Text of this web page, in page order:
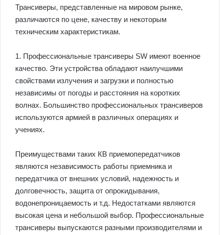
Трансиверы, представленные на мировом рынке,
различаются по цене, качеству и некоторым
техническим характеристикам.
1. Профессиональные трансиверы SW имеют военное
качество. Эти устройства обладают наилучшими
свойствами излучения и загрузки и полностью
независимы от погоды и расстояния на коротких
волнах. Большинство профессиональных трансиверов
используются армией в различных операциях и
учениях.
Преимуществами таких КВ приемопередатчиков
являются независимость работы приемника и
передатчика от внешних условий, надежность и
долговечность, защита от опрокидывания,
водонепроницаемость и т.д. Недостатками являются
высокая цена и небольшой выбор. Профессиональные
трансиверы выпускаются разными производителями и